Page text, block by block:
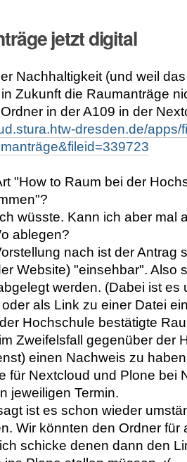
jetzt digital
Nachhaltigkeit (und weil
Zukunft die Raumanträge
in der A109 in der
dresden.de/apps/
"How to Raum bei der
wüsste. Kann ich aber mal
ablegen?
nach ist der Antrag
Website) "einsehbar". Also
werden. (Dabei ist es
als Link zu einer Datei
Hochschule bestätigte
Zweifelsfall gegenüber der
einen Nachweis zu
für Nextcloud und Plone bei
jeweiligen Termin.
ist es schon wieder
Wir könnten den Ordner für
schicke denen dann den